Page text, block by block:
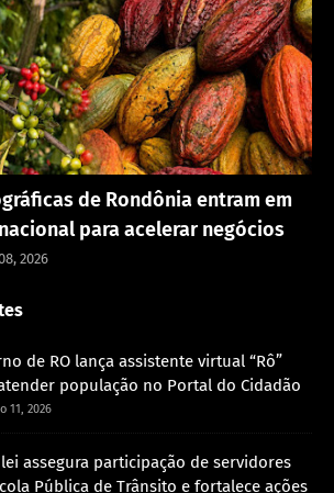
de Rondônia entram em
para acelerar negócios
2026
de RO lança assistente virtual “Rô”
população no Portal do Cidadão
11, 2026
assegura participação de servidores
Pública de Trânsito e fortalece ações